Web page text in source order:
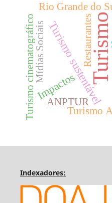
Turismo sustentável
Impactos
Turismo cinematográficoMídias Sociais
Turismo
Restaurantes
Rio Grande do
ANPTUR
Indexadores: